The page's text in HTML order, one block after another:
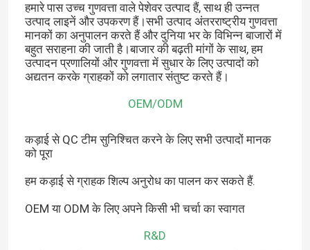
हमारे पास उच्च गुणवत्ता वाले पेशेवर उत्पाद हैं, साथ ही उन्नत
उत्पाद लाइनें और उपकरण हैं।सभी उत्पाद अंतरराष्ट्रीय गुणवत्ता
मानकों का अनुपालन करते हैं और दुनिया भर के विभिन्न बाजारों में
बहुत सराहना की जाती है।बाजार की बढ़ती मांगों के साथ, हम
उत्पादन प्रणालियों और गुणवत्ता में सुधार के लिए उत्पादों को
अद्यतन करके ग्राहकों को लगातार संतुष्ट करते हैं।
OEM/ODM
कड़ाई से QC टीम सुनिश्चित करने के लिए सभी उत्पादों मानक
को पूरा
हम कड़ाई से ग्राहक शिल्प अनुरोध का पालन कर सकते हैं.
OEM या ODM के लिए अपने किसी भी चर्चा का स्वागत
R&D